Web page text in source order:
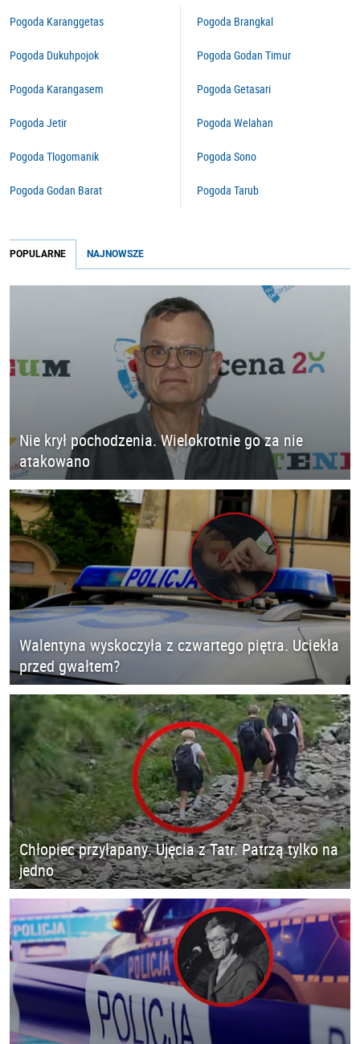
Pogoda Karanggetas
Pogoda Dukuhpojok
Pogoda Karangasem
Pogoda Jetir
Pogoda Tlogomanik
Pogoda Godan Barat
Pogoda Brangkal
Pogoda Godan Timur
Pogoda Getasari
Pogoda Welahan
Pogoda Sono
Pogoda Tarub
POPULARNE NAJNOWSZE
Nie krył pochodzenia. Wielokrotnie go za nie
atakowano
Walentyna wyskoczyła z czwartego piętra. Uciekła
przed gwałtem?
Chłopiec przyłapany. Ujęcia z Tatr. Patrzą tylko na
jedno